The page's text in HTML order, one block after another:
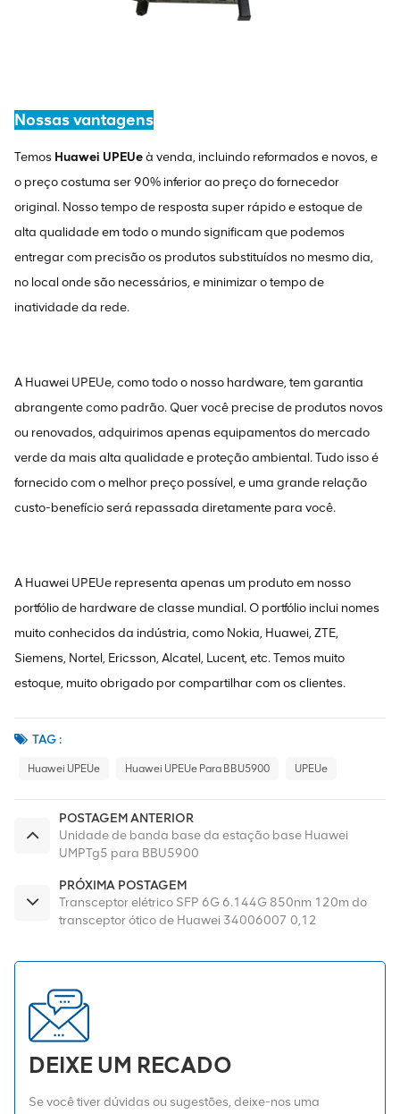
Nossas vantagens
Temos Huawei UPEUeà venda, incluindo reformados e novos, e
o preço costuma ser 90% inferior ao preço do fornecedor
original. Nosso tempo de resposta super rápido e estoque de
alta qualidade em todo o mundo significam que podemos
entregar com precisão os produtos substituídos no mesmo dia,
no local onde são necessários, e minimizar o tempo de
inatividade da rede.
A Huawei UPEUe, como todo o nosso hardware, tem garantia
abrangente como padrão. Quer você precise de produtos novos
ou renovados, adquirimos apenas equipamentos do mercado
verde da mais alta qualidade e proteção ambiental. Tudo isso é
fornecido com o melhor preço possível, e uma grande relação
custo-benefício será repassada diretamente para você.
A Huawei UPEUe representa apenas um produto em nosso
portfólio de hardware de classe mundial. O portfólio inclui nomes
muito conhecidos da indústria, como Nokia, Huawei, ZTE,
Siemens, Nortel, Ericsson, Alcatel, Lucent, etc. Temos muito
estoque, muito obrigado por compartilhar com os clientes.
TAG :
Huawei UPEUe Huawei UPEUe Para BBU5900 UPEUe
POSTAGEM ANTERIOR
Unidade de banda base da estação base Huawei
UMPTg5 para BBU5900
PRÓXIMA POSTAGEM
Transceptor elétrico SFP 6G 6.144G 850nm 120m do
transceptor ótico de Huawei 34006007 0,12
DEIXE UM RECADO
Se você tiver dúvidas ou sugestões, deixe-nos uma